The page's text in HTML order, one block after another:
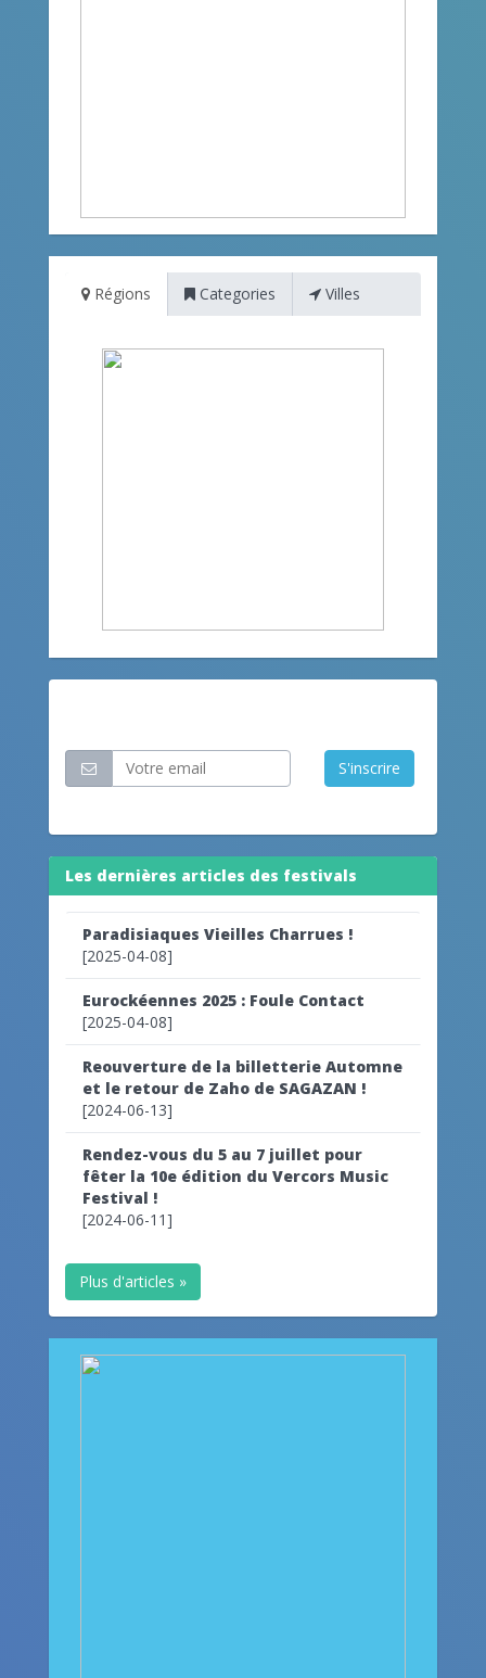
Régions Categories Villes
S'inscrire
Les dernières articles des festivals
Paradisiaques Vieilles Charrues !
[2025-04-08]
Eurockéennes 2025 : Foule Contact
[2025-04-08]
Reouverture de la billetterie Automne
et le retour de Zaho de SAGAZAN !
[2024-06-13]
Rendez-vous du 5 au 7 juillet pour
fêter la 10e édition du Vercors Music
Festival !
[2024-06-11]
Plus d'articles »